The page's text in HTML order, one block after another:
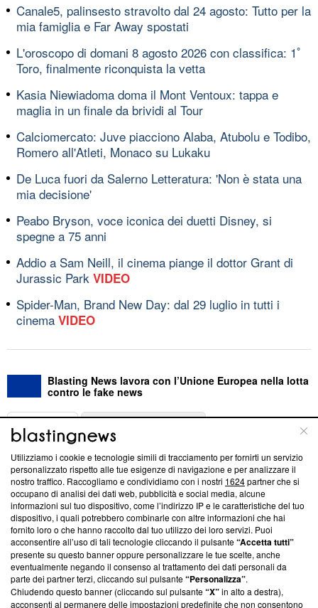
Canale5, palinsesto stravolto dal 24 agosto: Tutto per la
mia famiglia e Far Away spostati
L'oroscopo di domani 8 agosto 2026 con classifica: 1ﾟ
Toro, finalmente riconquista la vetta
Kasia Niewiadoma doma il Mont Ventoux: tappa e
maglia in un finale da brividi al Tour
Calciomercato: Juve piacciono Alaba, Atubolu e Todibo,
Romero all'Atleti, Monaco su Lukaku
De Luca fuori da Salerno Letteratura: 'Non è stata una
mia decisione'
Peabo Bryson, voce iconica dei duetti Disney, si
spegne a 75 anni
Addio a Sam Neill, il cinema piange il dottor Grant di
Jurassic Park VIDEO
Spider-Man, Brand New Day: dal 29 luglio in tutti i
cinema VIDEO
Blasting News lavora con l’Unione Europea nella lotta
contro le fake news
ABOUT
Questa sezione offre informazioni trasparenti su Blasting
News, sui nostri processi editoriali e su come ci impegniamo a
creare news di qualità. Inoltre, afferma la nostra aderenza a
‘Trust Project - News with Integrity’Blasting News non è
ancora membro del programma, ma ha richiesto di farne
parte; Trust Project non ha ancora effettuato una verifica di
conformità agli standard.
Su di noi
Utilizziamo i cookie e tecnologie simili di tracciamento per fornirti un servizio
personalizzato rispetto alle tue esigenze di navigazione e per analizzare il
nostro traffico. Raccogliamo e condividiamo con i nostri 1624partner che si
occupano di analisi dei dati web, pubblicità e social media, alcune
informazioni sul tuo dispositivo, come l’indirizzo IP e le caratteristiche del tuo
dispositivo, i quali potrebbero combinarle con altre informazioni che hai
fornito loro o che hanno raccolto dal tuo utilizzo dei loro servizi. Puoi
acconsentire all’uso di tali tecnologie cliccando il pulsante“Accetta tutti”
presente su questo banner oppure personalizzare le tue scelte, anche
eventualmente negando il consenso al trattamento dei dati personali da
parte dei partner terzi, cliccando sul pulsante“Personalizza”.
Chiudendo questo banner (cliccando sul pulsante“X”in alto a destra),
acconsenti al permanere delle impostazioni predefinite che non consentono